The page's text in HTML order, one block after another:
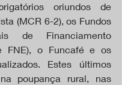
oriundos de
(MCR 6-2), os Fundos
de Financiamento
FNE), o Funcafé e os
Estes últimos
poupança rural, nas